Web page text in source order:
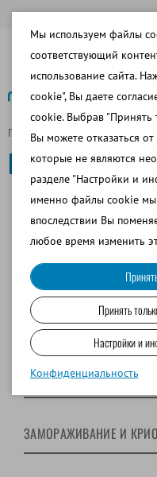
Главная страница
Коневодство
СБОР СПЕРМЫ
АНАЛИЗ СПЕРМЫ
РАЗБАВЛЕНИЕ СПЕРМЫ
ОБРАБОТКА СОЛОМИНОК
ЗАМОРАЖИВАНИЕ И
Мы используем файлы
соответствующий
использование сайта.
cookie", Вы даете
cookie. Выбрав "Принять
Вы можете отказаться
которые не являются
разделе "Настройки и
именно файлы cookie мы
впоследствии Вы
любое время изменить
Принять
Настройки и
Конфиденциальность